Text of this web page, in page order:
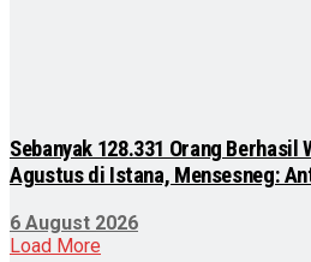
Sebanyak 128.331 Orang Berhasil
Agustus di Istana, Mensesneg:
6 August 2026
Load More